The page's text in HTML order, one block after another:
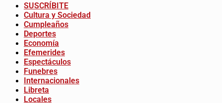
SUSCRÍBITE
Cultura y Sociedad
Cumpleaños
Deportes
Economía
Efemerides
Espectáculos
Funebres
Internacionales
Libreta
Locales